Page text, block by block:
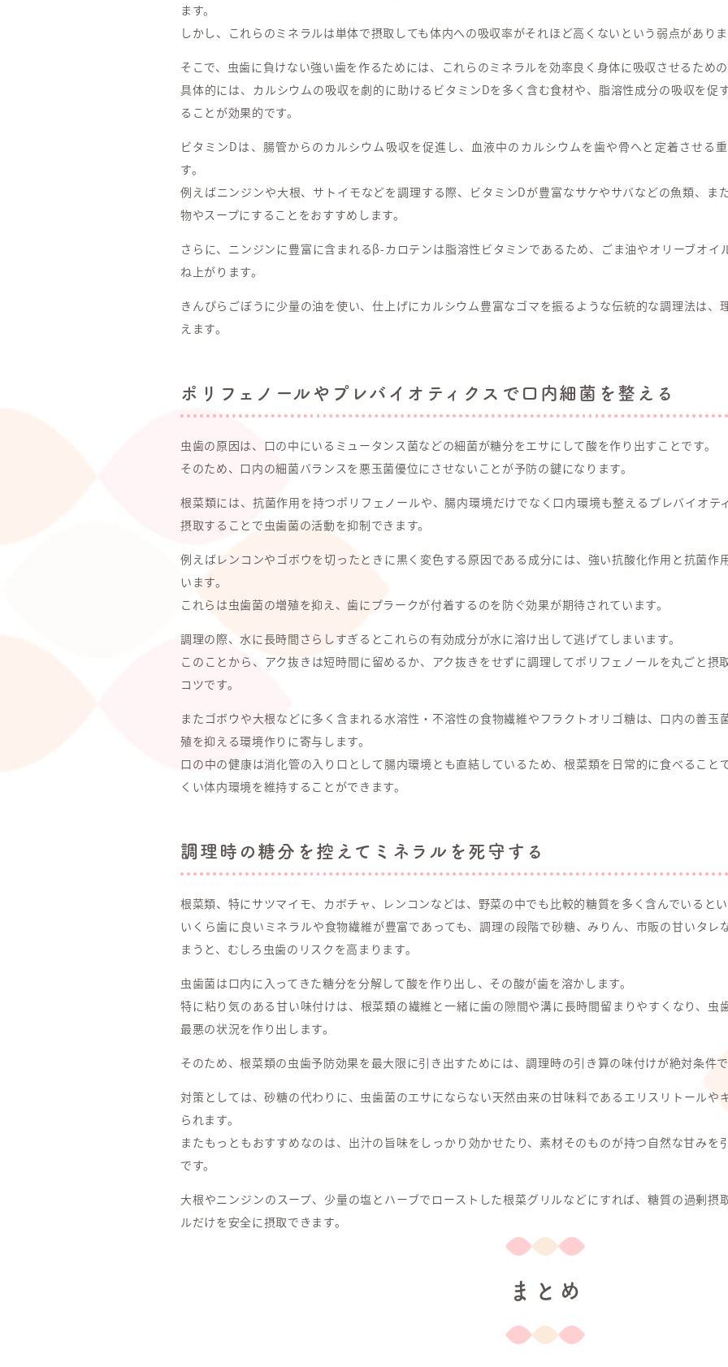
ます。
しかし、これらのミネラルは単体で摂取しても体内への吸収率がそれほど高くないという弱点があり
そこで、虫歯に負けない強い歯を作るためには、これらのミネラルを効率良く身体に吸収させるため
具体的には、カルシウムの吸収を劇的に助けるビタミンDを多く含む食材や、脂溶性成分の吸収を促
ることが効果的です。
ビタミンDは、腸管からのカルシウム吸収を促進し、血液中のカルシウムを歯や骨へと定着させる
す。
例えばニンジンや大根、サトイモなどを調理する際、ビタミンDが豊富なサケやサバなどの魚類、ま
物やスープにすることをおすすめします。
さらに、ニンジンに豊富に含まれるβ-カロテンは脂溶性ビタミンであるため、ごま油やオリーブオイ
ね上がります。
きんぴらごぼうに少量の油を使い、仕上げにカルシウム豊富なゴマを振るような伝統的な調理法は、
えます。
ポリフェノールやプレバイオティクスで口内細菌を整える
虫歯の原因は、口の中にいるミュータンス菌などの細菌が糖分をエサにして酸を作り出すことです。
そのため、口内の細菌バランスを悪玉菌優位にさせないことが予防の鍵になります。
根菜類には、抗菌作用を持つポリフェノールや、腸内環境だけでなく口内環境も整えるプレバイオテ
摂取することで虫歯菌の活動を抑制できます。
例えばレンコンやゴボウを切ったときに黒く変色する原因である成分には、強い抗酸化作用と抗菌作
います。
これらは虫歯菌の増殖を抑え、歯にプラークが付着するのを防ぐ効果が期待されています。
調理の際、水に長時間さらしすぎるとこれらの有効成分が水に溶け出して逃げてしまいます。
このことから、アク抜きは短時間に留めるか、アク抜きをせずに調理してポリフェノールを丸ごと摂
コツです。
またゴボウや大根などに多く含まれる水溶性・不溶性の食物繊維やフラクトオリゴ糖は、口内の善玉
殖を抑える環境作りに寄与します。
口の中の健康は消化管の入り口として腸内環境とも直結しているため、根菜類を日常的に食べること
くい体内環境を維持することができます。
調理時の糖分を控えてミネラルを死守する
根菜類、特にサツマイモ、カボチャ、レンコンなどは、野菜の中でも比較的糖質を多く含んでいると
いくら歯に良いミネラルや食物繊維が豊富であっても、調理の段階で砂糖、みりん、市販の甘いタレ
まうと、むしろ虫歯のリスクを高まります。
虫歯菌は口内に入ってきた糖分を分解して酸を作り出し、その酸が歯を溶かします。
特に粘り気のある甘い味付けは、根菜類の繊維と一緒に歯の隙間や溝に長時間留まりやすくなり、虫
最悪の状況を作り出します。
そのため、根菜類の虫歯予防効果を最大限に引き出すためには、調理時の引き算の味付けが絶対条件
対策としては、砂糖の代わりに、虫歯菌のエサにならない天然由来の甘味料であるエリスリトールや
られます。
またもっともおすすめなのは、出汁の旨味をしっかり効かせたり、素材そのものが持つ自然な甘みを
です。
大根やニンジンのスープ、少量の塩とハーブでローストした根菜グリルなどにすれば、糖質の過剰摂
ルだけを安全に摂取できます。
まとめ